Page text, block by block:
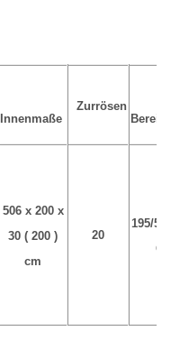
Innenmaße
Zurrösen
506 x 200 x
30 ( 200 )
cm
20
195/
C